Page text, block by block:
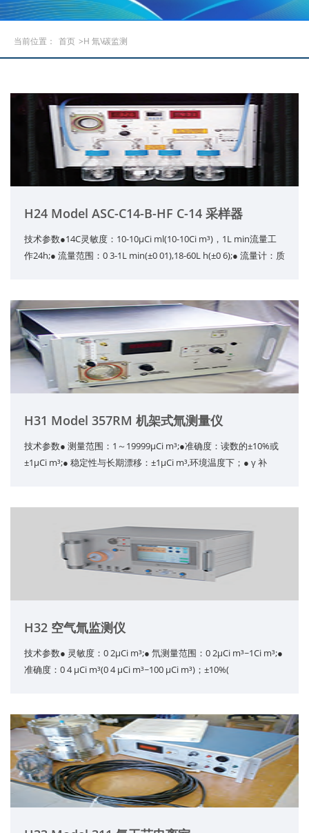
当前位置： 首页 >H 氚\碳监测
H24 Model ASC-C14-B-HF C-14 采样器
技术参数●14C灵敏度：10-10μCi ml(10-10Ci m³)，1L min流量工
作24h;● 流量范围：0 3-1L min(±0 01),18-60L h(±0 6);● 流量计：质
H31 Model 357RM 机架式氚测量仪
技术参数● 测量范围：1～19999μCi m³;●准确度：读数的±10%或
±1μCi m³;● 稳定性与长期漂移：±1μCi m³,环境温度下；● γ 补
H32 空气氚监测仪
技术参数● 灵敏度：0 2μCi m³;● 氘测量范围：0 2μCi m³~1Ci m³;●
准确度：0 4 μCi m³(0 4 μCi m³~100 μCi m³)；±10%(